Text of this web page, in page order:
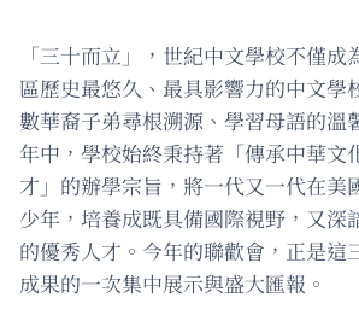
「三十而立」，世紀中文學校不僅成
區歷史最悠久、最具影響力的中文學
數華裔子弟尋根溯源、學習母語的溫
年中，學校始終秉持著「傳承中華文
才」的辦學宗旨，將一代又一代在美
少年，培養成既具備國際視野，又深
的優秀人才。今年的聯歡會，正是這
成果的一次集中展示與盛大匯報。